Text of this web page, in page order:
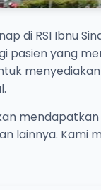
di RSI Ibnu
pasien yang
lainnya. Kami